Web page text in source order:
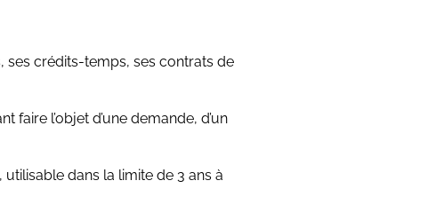
ses crédits-temps, ses contrats de
l’objet d’une demande, d’un
dans la limite de 3 ans à